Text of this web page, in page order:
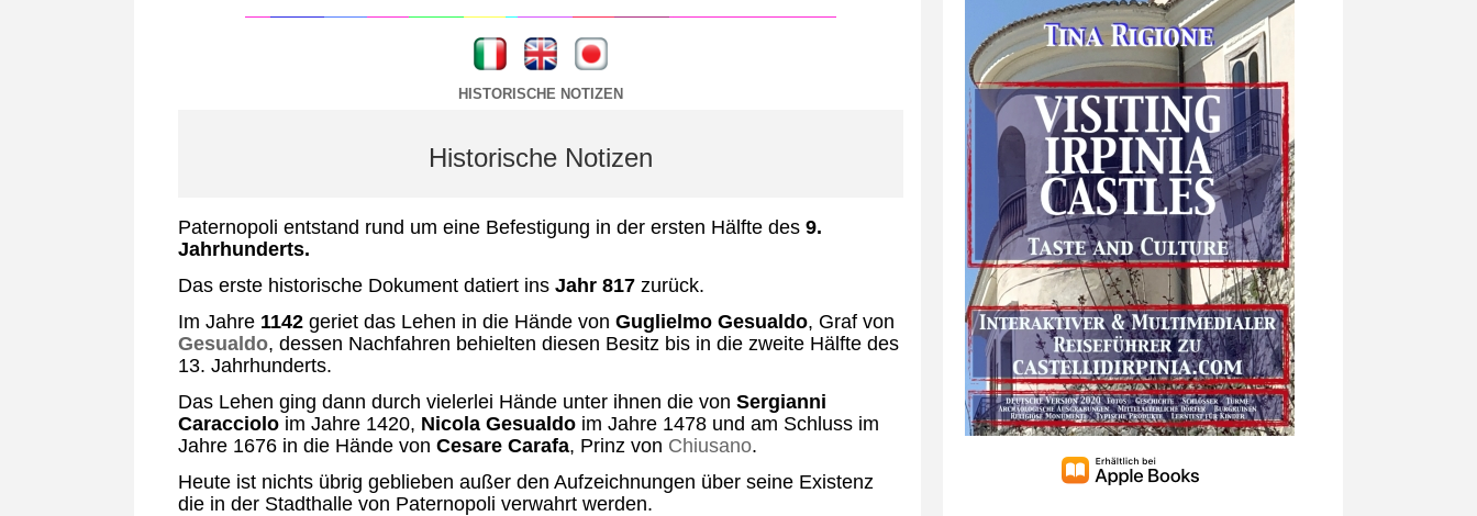
HISTORISCHE NOTIZEN
Historische Notizen
Paternopoli entstand rund um eine Befestigung in der ersten Hälfte des 9.
Jahrhunderts.
Das erste historische Dokument datiert ins Jahr 817 zurück.
Im Jahre 1142 geriet das Lehen in die Hände von Guglielmo Gesualdo, Graf von
Gesualdo, dessen Nachfahren behielten diesen Besitz bis in die zweite Hälfte des
13. Jahrhunderts.
Das Lehen ging dann durch vielerlei Hände unter ihnen die von Sergianni
Caracciolo im Jahre 1420, Nicola Gesualdo im Jahre 1478 und am Schluss im
Jahre 1676 in die Hände von Cesare Carafa, Prinz von Chiusano.
Heute ist nichts übrig geblieben außer den Aufzeichnungen über seine Existenz
die in der Stadthalle von Paternopoli verwahrt werden.